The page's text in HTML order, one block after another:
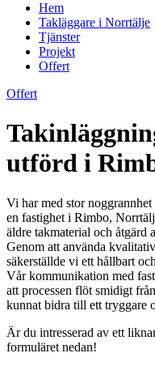
Hem
Takläggare i Norrtälje
Tjänster
Projekt
Offert
Offert
utförd i
Vi har med stor
en fastighet i Rimbo,
äldre takmaterial och åtgärd
Genom att använda
säkerställde vi ett hållbart
Vår kommunikation med
att processen flöt smidigt
kunnat bidra till ett tryggare
Är du intresserad av ett
formuläret nedan!